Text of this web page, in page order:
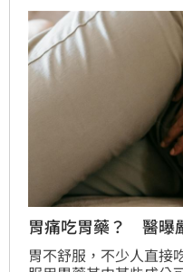
胃痛吃胃藥？ 醫曝
胃不舒服，不少人直接